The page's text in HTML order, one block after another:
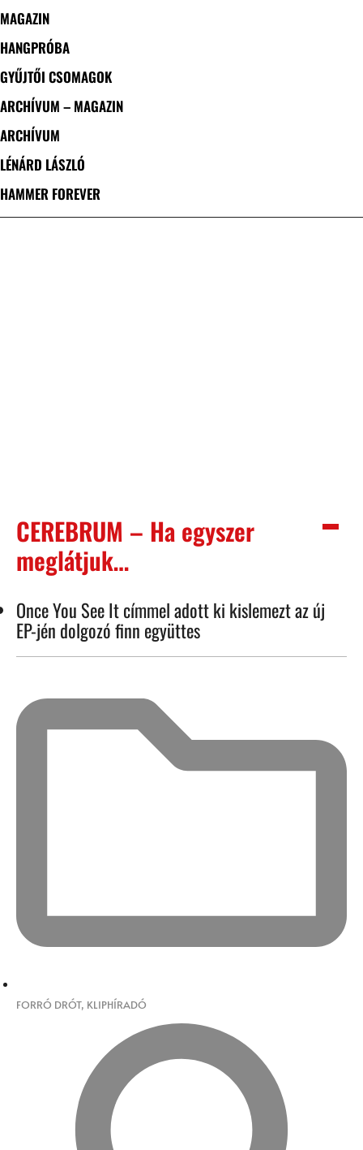
MAGAZIN
HANGPRÓBA
GYŰJTŐI CSOMAGOK
ARCHÍVUM – MAGAZIN
ARCHÍVUM
LÉNÁRD LÁSZLÓ
HAMMER FOREVER
CEREBRUM – Ha egyszer
meglátjuk…
Once You See It címmel adott ki kislemezt az új
EP-jén dolgozó finn együttes
FORRÓ DRÓT, KLIPHÍRADÓ